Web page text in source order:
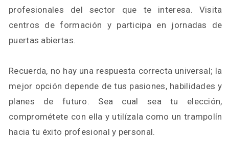
profesionales del sector que te interesa. Visita
centros de formación y participa en jornadas de
puertas abiertas.
Recuerda, no hay una respuesta correcta universal; la
mejor opción depende de tus pasiones, habilidades y
planes de futuro. Sea cual sea tu elección,
comprométete con ella y utilízala como un trampolín
hacia tu éxito profesional y personal.